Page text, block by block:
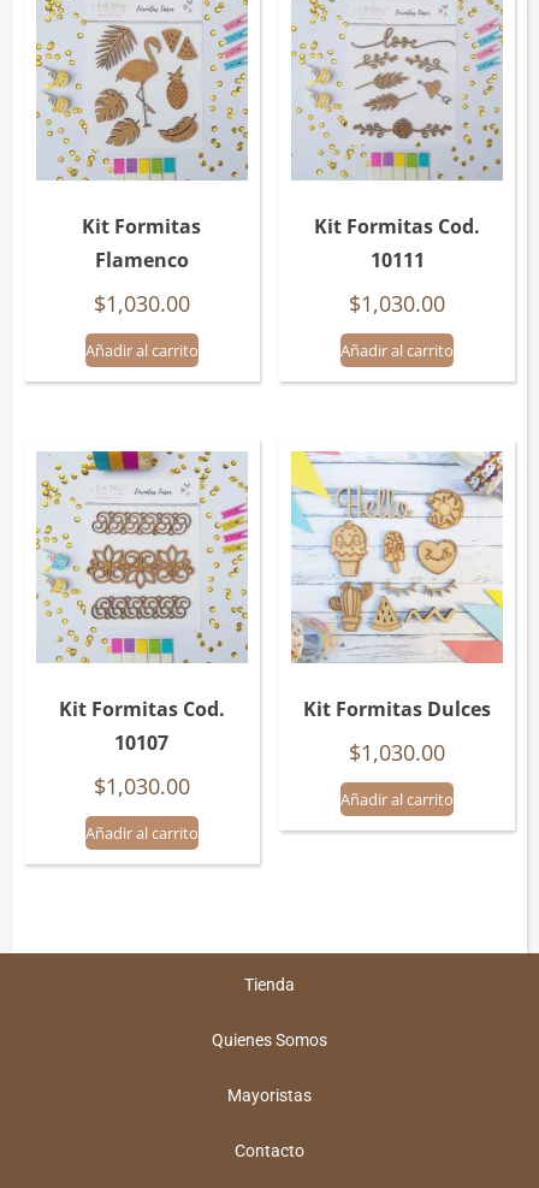
Kit Formitas
Flamenco
$1,030.00
Añadir al carrito
Kit Formitas Cod.
10111
$1,030.00
Añadir al carrito
Kit Formitas Cod.
10107
$1,030.00
Añadir al carrito
Kit Formitas Dulces
$1,030.00
Añadir al carrito
Tienda
Quienes Somos
Mayoristas
Contacto